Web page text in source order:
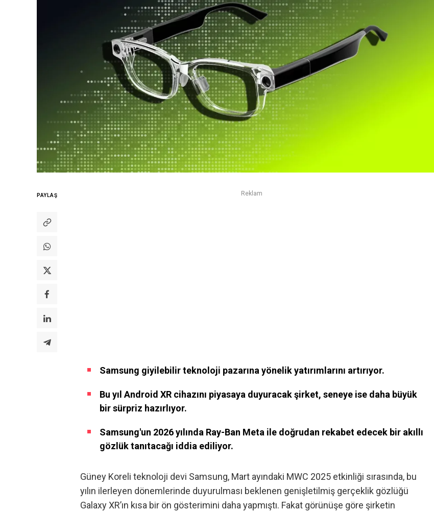
PAYLAŞ Reklam
Samsung giyilebilir teknoloji pazarına yönelik yatırımlarını artırıyor.
Bu yıl Android XR cihazını piyasaya duyuracak şirket, seneye ise daha büyük
bir sürpriz hazırlıyor.
Samsung'un 2026 yılında Ray-Ban Meta ile doğrudan rekabet edecek bir akıllı
gözlük tanıtacağı iddia ediliyor.
Güney Koreli teknoloji devi Samsung, Mart ayındaki MWC 2025 etkinliği sırasında, bu
yılın ilerleyen dönemlerinde duyurulması beklenen genişletilmiş gerçeklik gözlüğü
Galaxy XR’ın kısa bir ön gösterimini daha yapmıştı. Fakat görünüşe göre şirketin